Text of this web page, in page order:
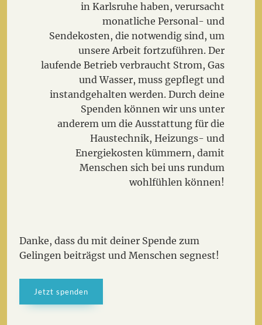
in Karlsruhe haben, verursacht
monatliche Personal- und
Sendekosten, die notwendig sind, um
unsere Arbeit fortzuführen. Der
laufende Betrieb verbraucht Strom, Gas
und Wasser, muss gepflegt und
instandgehalten werden. Durch deine
Spenden können wir uns unter
anderem um die Ausstattung für die
Haustechnik, Heizungs- und
Energiekosten kümmern, damit
Menschen sich bei uns rundum
wohlfühlen können!
Danke, dass du mit deiner Spende zum
Gelingen beiträgst und Menschen segnest!
Jetzt spenden